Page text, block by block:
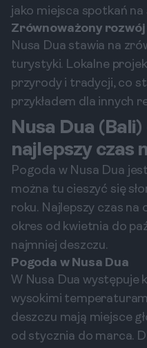
jako miejsca spotkań na
Zrównoważony rozwój
Nusa Dua stawia na
turystyki. Lokalne
przyrody i tradycji, co
przykładem dla innych
Nusa Dua
najlepszy czas
Pogoda w Nusa Dua
można tu cieszyć się
roku. Najlepszy czas na
okres od kwietnia do
najmniej deszczu.
Pogoda w Nusa Dua
W Nusa Dua występuje
wysokimi
deszczu mają miejsce
od stycznia do marca.